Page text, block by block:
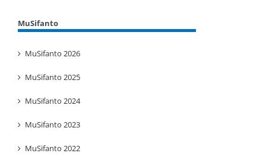
MuSifanto
MuSifanto 2026
MuSifanto 2025
MuSifanto 2024
MuSifanto 2023
MuSifanto 2022